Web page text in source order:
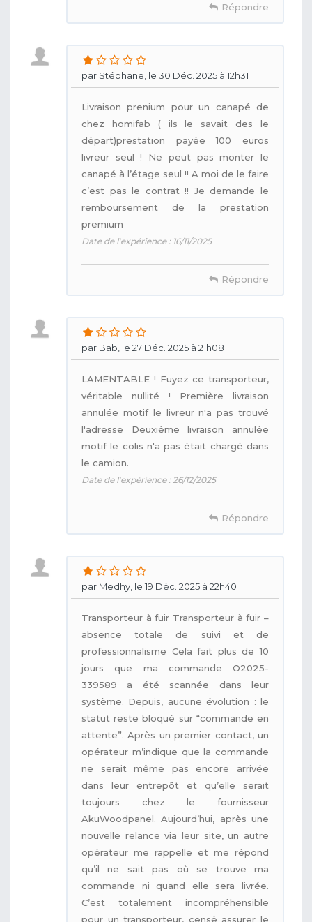
Répondre
par Stéphane, le 30 Déc. 2025 à 12h31
Livraison prenium pour un canapé de
chez homifab ( ils le savait des le
départ)prestation payée 100 euros
livreur seul ! Ne peut pas monter le
canapé à l’étage seul !! A moi de le faire
c’est pas le contrat !! Je demande le
remboursement de la prestation
premium
Date de l'expérience : 16/11/2025
Répondre
par Bab, le 27 Déc. 2025 à 21h08
LAMENTABLE ! Fuyez ce transporteur,
véritable nullité ! Première livraison
annulée motif le livreur n'a pas trouvé
l'adresse Deuxième livraison annulée
motif le colis n'a pas était chargé dans
le camion.
Date de l'expérience : 26/12/2025
Répondre
par Medhy, le 19 Déc. 2025 à 22h40
Transporteur à fuir Transporteur à fuir –
absence totale de suivi et de
professionnalisme Cela fait plus de 10
jours que ma commande O2025-
339589 a été scannée dans leur
système. Depuis, aucune évolution : le
statut reste bloqué sur “commande en
attente”. Après un premier contact, un
opérateur m’indique que la commande
ne serait même pas encore arrivée
dans leur entrepôt et qu’elle serait
toujours chez le fournisseur
AkuWoodpanel. Aujourd’hui, après une
nouvelle relance via leur site, un autre
opérateur me rappelle et me répond
qu’il ne sait pas où se trouve ma
commande ni quand elle sera livrée.
C’est totalement incompréhensible
pour un transporteur, censé assurer le